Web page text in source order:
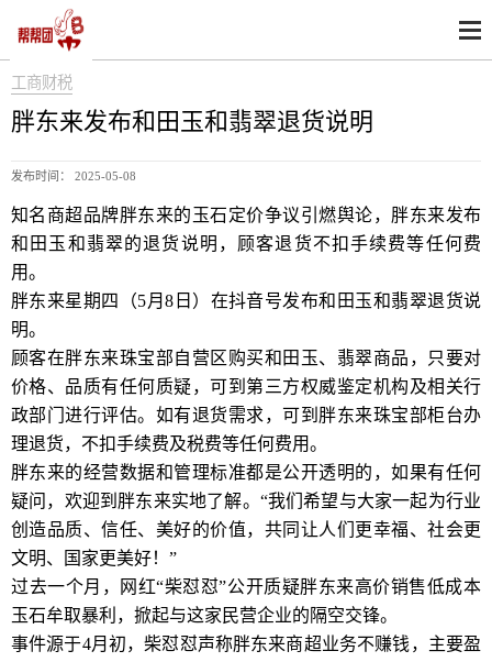
工商财税
胖东来发布和田玉和翡翠退货说明
发布时间： 2025-05-08
知名商超品牌胖东来的玉石定价争议引燃舆论，胖东来发布
和田玉和翡翠的退货说明，顾客退货不扣手续费等任何费
用。
胖东来星期四（5月8日）在抖音号发布和田玉和翡翠退货说
明。
顾客在胖东来珠宝部自营区购买和田玉、翡翠商品，只要对
价格、品质有任何质疑，可到第三方权威鉴定机构及相关行
政部门进行评估。如有退货需求，可到胖东来珠宝部柜台办
理退货，不扣手续费及税费等任何费用。
胖东来的经营数据和管理标准都是公开透明的，如果有任何
疑问，欢迎到胖东来实地了解。“我们希望与大家一起为行业
创造品质、信任、美好的价值，共同让人们更幸福、社会更
文明、国家更美好！”
过去一个月，网红“柴怼怼”公开质疑胖东来高价销售低成本
玉石牟取暴利，掀起与这家民营企业的隔空交锋。
事件源于4月初，柴怼怼声称胖东来商超业务不赚钱，主要盈